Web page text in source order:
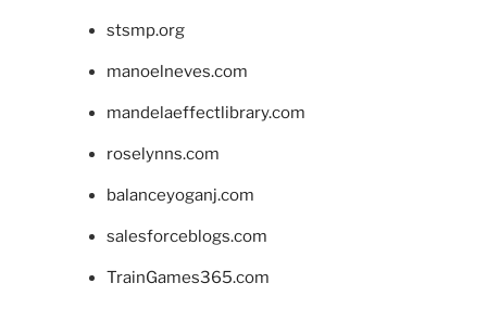
stsmp.org
manoelneves.com
mandelaeffectlibrary.com
roselynns.com
balanceyoganj.com
salesforceblogs.com
TrainGames365.com